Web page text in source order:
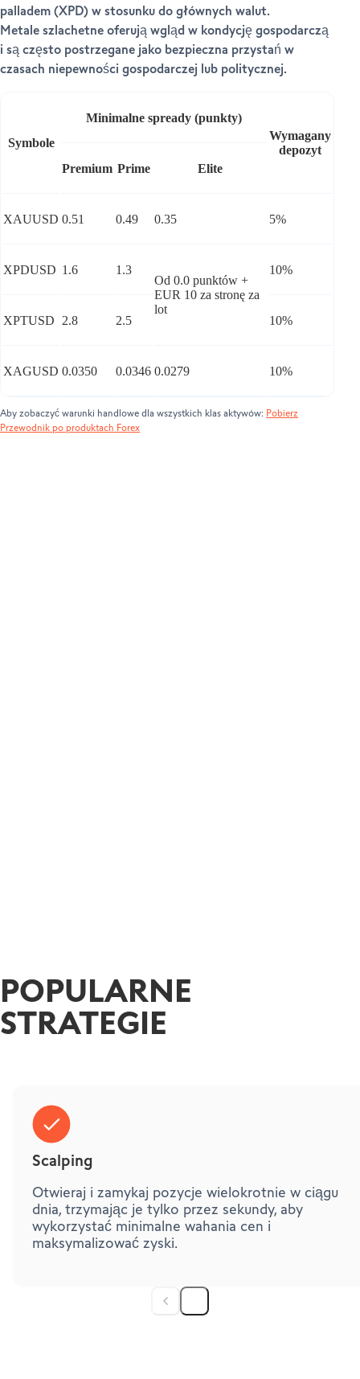
palladem (XPD) w stosunku do głównych walut.
Metale szlachetne oferują wgląd w kondycję gospodarczą
i są często postrzegane jako bezpieczna przystań w
czasach niepewności gospodarczej lub politycznej.
Symbole
Minimalne spready (punkty)
Wymagany
depozyt
Premium Prime Elite
XAUUSD 0.51 0.49 0.35 5%
XPDUSD 1.6 1.3
Od 0.0 punktów +
EUR 10 za stronę za
lot
10%
XPTUSD 2.8 2.5 10%
XAGUSD 0.0350 0.0346 0.0279 10%
Aby zobaczyć warunki handlowe dla wszystkich klas aktywów: Pobierz
Przewodnik po produktach Forex
POPULARNE
STRATEGIE
Scalping
Otwieraj i zamykaj pozycje wielokrotnie w ciągu
dnia, trzymając je tylko przez sekundy, aby
wykorzystać minimalne wahania cen i
maksymalizować zyski.